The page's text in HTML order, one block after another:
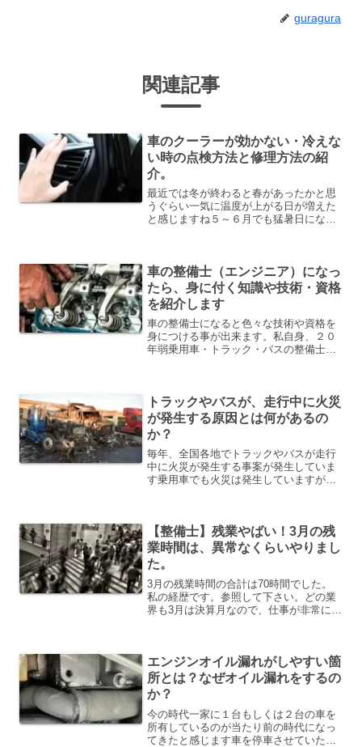
guragura
関連記事
車のクーラーが効かない・冷えな
い時の点検方法と修理方法の紹
介。
最近では冬が終わると春があったかと思
うぐらい一気に温度が上がる日が増えた
と感じますね５～６月でも猛暑日になっ
えないといった状態になっ...
車の整備士（エンジニア）になっ
たら、身に付く知識や技術・資格
を紹介します
車の整備士になると色々な技術や資格を
身につける事が出来ます。私自身、２０
年弱乗用車・トラック・バスの整備士を
付くと思います。普通に生...
トラックやバスが、走行中に火災
が発生する原因とは何があるの
か？
毎年、全国各地でトラックやバスが走行
中に火災が発生する事案が発生していま
す乗用車でも火災は発生していますが、
は何が考えられるのかを説明...
【整備士】残業やばい！3月の残
業時間は、異常なくらいやりまし
た。
3月の残業時間の合計は70時間でした。
私の経歴です。参照して下さい。どの業
界も3月は決算月なので、仕事が非常に忙
ロナ感染・濃厚接触者...
エンジンオイル漏れがしやすい箇
所とは？なぜオイル漏れをするの
か？
今の時代一家に１台もしくは２台の車を
所有しているのが当たり前の時代になっ
てきたと感じます車を停車させていた所